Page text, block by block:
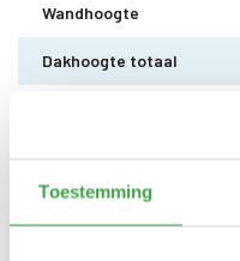
Toestemming
Wandhoogte
Dakhoogte totaal